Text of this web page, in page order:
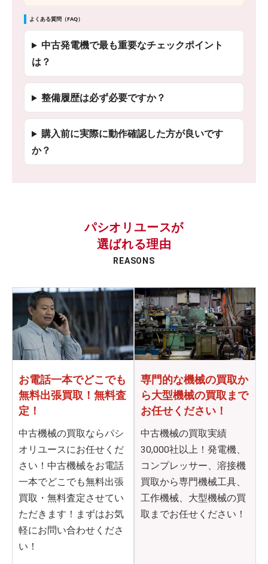
よくある質問（FAQ）
中古発電機で最も重要なチェックポイント
は？
整備履歴は必ず必要ですか？
購入前に実際に動作確認した方が良いです
か？
パシオリユースが
選ばれる理由
REASONS
お電話一本でどこでも
無料出張買取！無料査
定！
中古機械の買取ならパシ
オリユースにお任せくだ
さい！中古機械をお電話
一本でどこでも無料出張
買取・無料査定させてい
ただきます！まずはお気
軽にお問い合わせくださ
い！
専門的な機械の買取か
ら大型機械の買取まで
お任せください！
中古機械の買取実績
30,000社以上！発電機、
コンプレッサー、溶接機
買取から専門機械工具、
工作機械、大型機械の買
取までお任せください！